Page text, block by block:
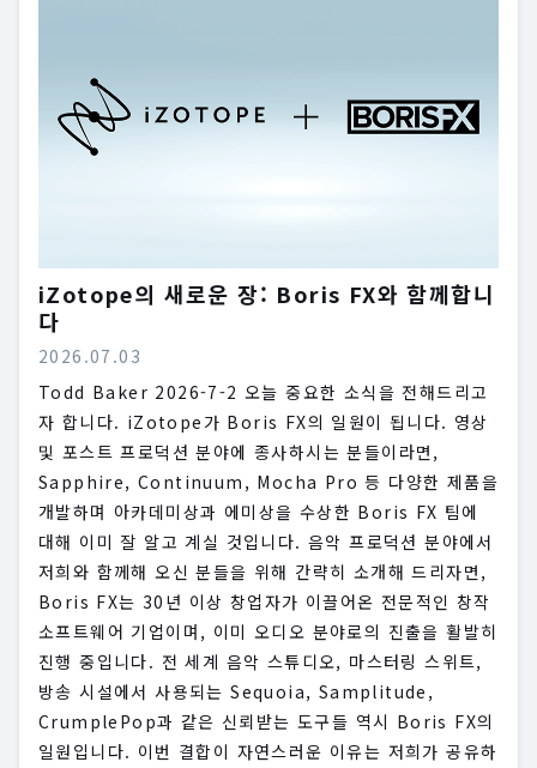
iZotope의 새로운 장: Boris FX와 함께합니
다
2026.07.03
Todd Baker 2026-7-2 오늘 중요한 소식을 전해드리고
자 합니다. iZotope가 Boris FX의 일원이 됩니다. 영상
및 포스트 프로덕션 분야에 종사하시는 분들이라면,
Sapphire, Continuum, Mocha Pro 등 다양한 제품을
개발하며 아카데미상과 에미상을 수상한 Boris FX 팀에
대해 이미 잘 알고 계실 것입니다. 음악 프로덕션 분야에서
저희와 함께해 오신 분들을 위해 간략히 소개해 드리자면,
Boris FX는 30년 이상 창업자가 이끌어온 전문적인 창작
소프트웨어 기업이며, 이미 오디오 분야로의 진출을 활발히
진행 중입니다. 전 세계 음악 스튜디오, 마스터링 스위트,
방송 시설에서 사용되는 Sequoia, Samplitude,
CrumplePop과 같은 신뢰받는 도구들 역시 Boris FX의
일원입니다. 이번 결합이 자연스러운 이유는 저희가 공유하